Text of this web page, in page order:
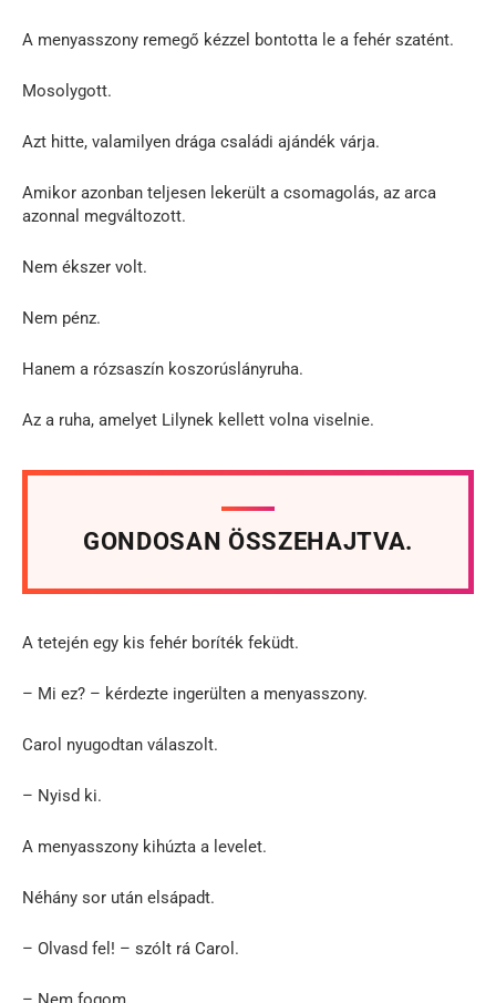
A menyasszony remegő kézzel bontotta le a fehér szatént.
Mosolygott.
Azt hitte, valamilyen drága családi ajándék várja.
Amikor azonban teljesen lekerült a csomagolás, az arca
azonnal megváltozott.
Nem ékszer volt.
Nem pénz.
Hanem a rózsaszín koszorúslányruha.
Az a ruha, amelyet Lilynek kellett volna viselnie.
GONDOSAN ÖSSZEHAJTVA.
A tetején egy kis fehér boríték feküdt.
– Mi ez? – kérdezte ingerülten a menyasszony.
Carol nyugodtan válaszolt.
– Nyisd ki.
A menyasszony kihúzta a levelet.
Néhány sor után elsápadt.
– Olvasd fel! – szólt rá Carol.